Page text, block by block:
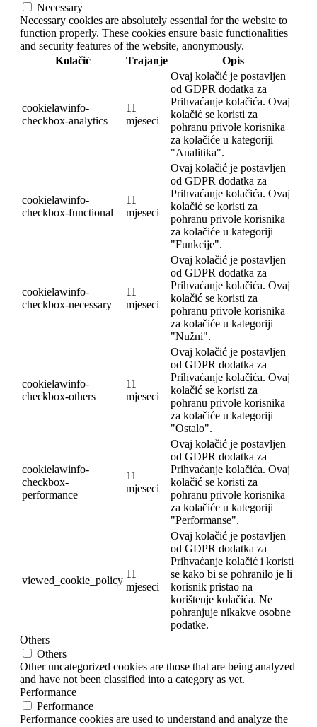
Necessary
Necessary cookies are absolutely essential for the website to
function properly. These cookies ensure basic functionalities
and security features of the website, anonymously.
Kolačić
Trajanje Opis
cookielawinfo-
checkbox-analytics
11
mjeseci
Ovaj kolačić je postavljen
od GDPR dodatka za
Prihvaćanje kolačića. Ovaj
kolačić se koristi za
pohranu privole korisnika
za kolačiće u kategoriji
"Analitika".
cookielawinfo-
checkbox-functional
11
mjeseci
Ovaj kolačić je postavljen
od GDPR dodatka za
Prihvaćanje kolačića. Ovaj
kolačić se koristi za
pohranu privole korisnika
za kolačiće u kategoriji
"Funkcije".
cookielawinfo-
checkbox-necessary
11
mjeseci
Ovaj kolačić je postavljen
od GDPR dodatka za
Prihvaćanje kolačića. Ovaj
kolačić se koristi za
pohranu privole korisnika
za kolačiće u kategoriji
"Nužni".
cookielawinfo-
checkbox-others
11
mjeseci
Ovaj kolačić je postavljen
od GDPR dodatka za
Prihvaćanje kolačića. Ovaj
kolačić se koristi za
pohranu privole korisnika
za kolačiće u kategoriji
"Ostalo".
cookielawinfo-
checkbox-
performance
11
mjeseci
Ovaj kolačić je postavljen
od GDPR dodatka za
Prihvaćanje kolačića. Ovaj
kolačić se koristi za
pohranu privole korisnika
za kolačiće u kategoriji
"Performanse".
viewed_cookie_policy
11
mjeseci
Ovaj kolačić je postavljen
od GDPR dodatka za
Prihvaćanje kolačić i koristi
se kako bi se pohranilo je li
korisnik pristao na
korištenje kolačića. Ne
pohranjuje nikakve osobne
podatke.
Others
Others
Other uncategorized cookies are those that are being analyzed
and have not been classified into a category as yet.
Performance
Performance
Performance cookies are used to understand and analyze the